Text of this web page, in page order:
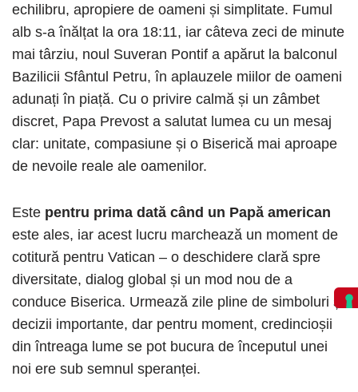
echilibru, apropiere de oameni și simplitate. Fumul
alb s-a înălțat la ora 18:11, iar câteva zeci de minute
mai târziu, noul Suveran Pontif a apărut la balconul
Bazilicii Sfântul Petru, în aplauzele miilor de oameni
adunați în piață. Cu o privire calmă și un zâmbet
discret, Papa Prevost a salutat lumea cu un mesaj
clar: unitate, compasiune și o Biserică mai aproape
de nevoile reale ale oamenilor.
Este pentru prima dată când un Papă american
este ales, iar acest lucru marchează un moment de
cotitură pentru Vatican – o deschidere clară spre
diversitate, dialog global și un mod nou de a
conduce Biserica. Urmează zile pline de simboluri și
decizii importante, dar pentru moment, credincioșii
din întreaga lume se pot bucura de începutul unei
noi ere sub semnul speranței.